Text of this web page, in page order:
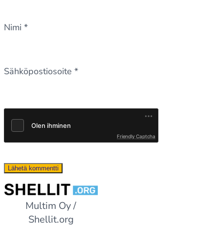
Nimi *
Sähköpostiosoite *
Friendly Captcha
Multim Oy /
Shellit.org